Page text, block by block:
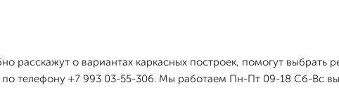
расскажут о вариантах каркасных построек, помогут выбрать
телефону +7 993 03-55-306. Мы работаем Пн-Пт 09-18 Сб-Вс